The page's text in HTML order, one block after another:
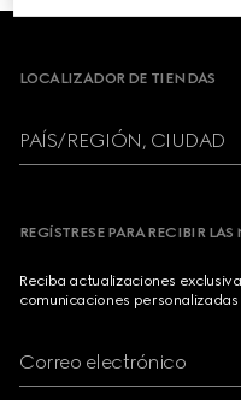
Footer
LOCALIZADOR DE TIENDAS
PAÍS/REGIÓN, CIUDAD
REGÍSTRESE PARA RECIBIR
Reciba actualizaciones
comunicaciones
Correo electrónico